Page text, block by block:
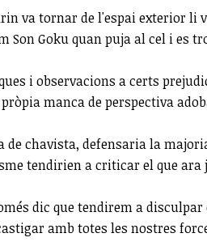
va tornar de l'espai exterior li
Goku quan puja al cel i es
i observacions a certs
manca de perspectiva
chavista, defensaria la
tendirien a criticar el que
dic que tendirem a
amb totes les nostres